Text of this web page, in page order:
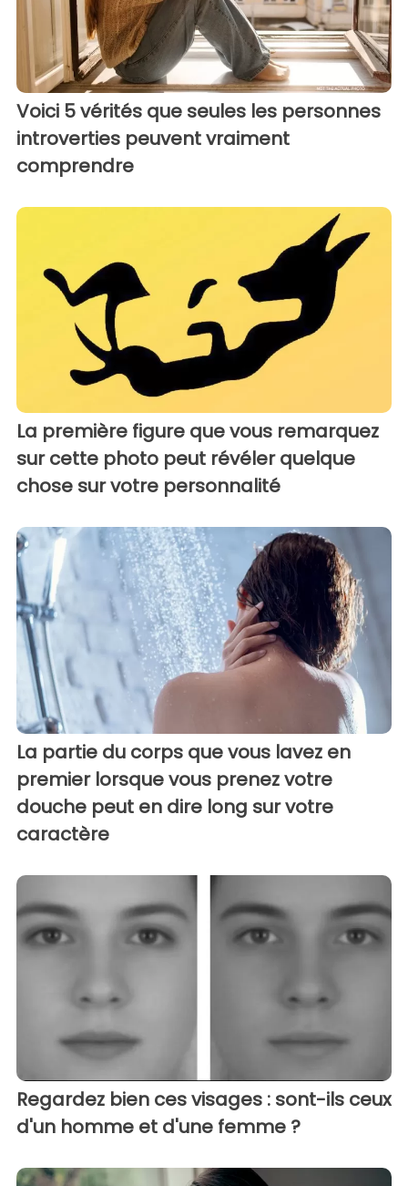
Voici 5 vérités que seules les personnes
introverties peuvent vraiment
comprendre
La première figure que vous remarquez
sur cette photo peut révéler quelque
chose sur votre personnalité
La partie du corps que vous lavez en
premier lorsque vous prenez votre
douche peut en dire long sur votre
caractère
Regardez bien ces visages : sont-ils ceux
d'un homme et d'une femme ?